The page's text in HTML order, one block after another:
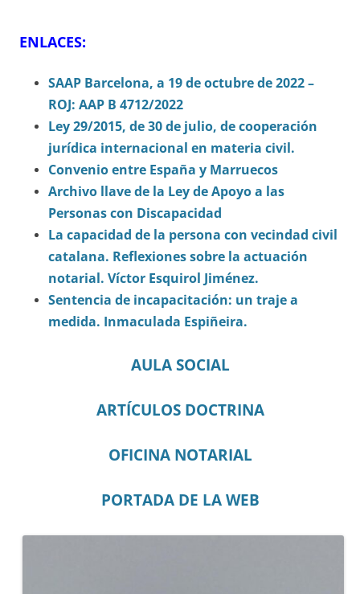
ENLACES:
SAAP Barcelona, a 19 de octubre de 2022 –
ROJ: AAP B 4712/2022
Ley 29/2015, de 30 de julio, de cooperación
jurídica internacional en materia civil.
Convenio entre España y Marruecos
Archivo llave de la Ley de Apoyo a las
Personas con Discapacidad
La capacidad de la persona con vecindad civil
catalana. Reflexiones sobre la actuación
notarial. Víctor Esquirol Jiménez.
Sentencia de incapacitación: un traje a
medida. Inmaculada Espiñeira.
AULA SOCIAL
ARTÍCULOS DOCTRINA
OFICINA NOTARIAL
PORTADA DE LA WEB